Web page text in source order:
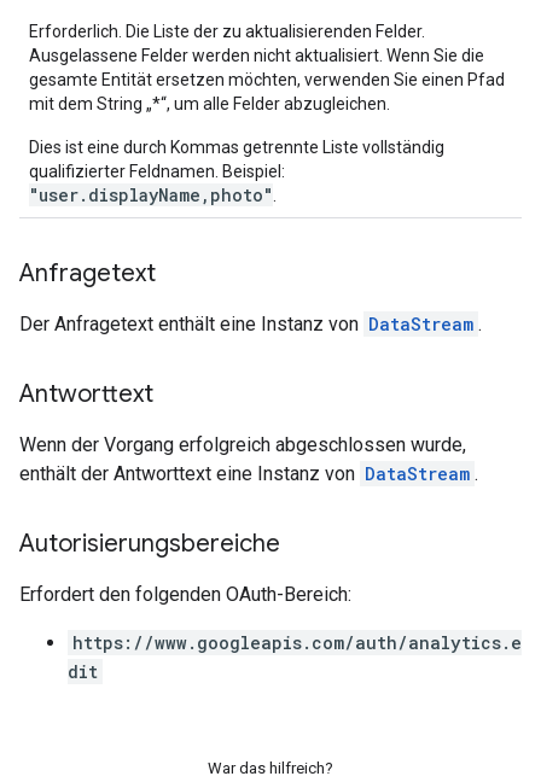
Erforderlich. Die Liste der zu aktualisierenden Felder.
Ausgelassene Felder werden nicht aktualisiert. Wenn Sie die
gesamte Entität ersetzen möchten, verwenden Sie einen Pfad
mit dem String „*“, um alle Felder abzugleichen.
Dies ist eine durch Kommas getrennte Liste vollständig
qualifizierter Feldnamen. Beispiel:
"user.displayName,photo"
Anfragetext
Der Anfragetext enthält eine Instanz von DataStream .
Antworttext
Wenn der Vorgang erfolgreich abgeschlossen wurde,
enthält der Antworttext eine Instanz von DataStream .
Autorisierungsbereiche
Erfordert den folgenden OAuth-Bereich:
https://www.googleapis.com/auth/analytics.e
dit
War das hilfreich?